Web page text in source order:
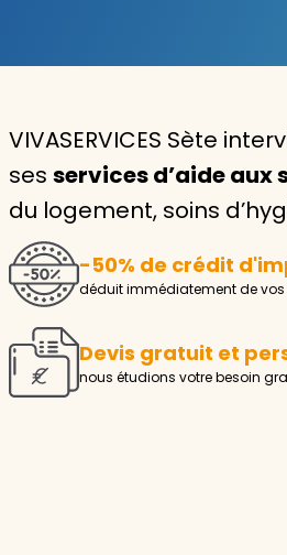
Aide à la personne
Seniors
Handicaps
Voir tous les services
VIVASERVICES Sète
ses services d’aide aux
du logement, soins
-50% de crédit
déduit immédiatement de
Devis gratuit et
nous étudions votre besoin